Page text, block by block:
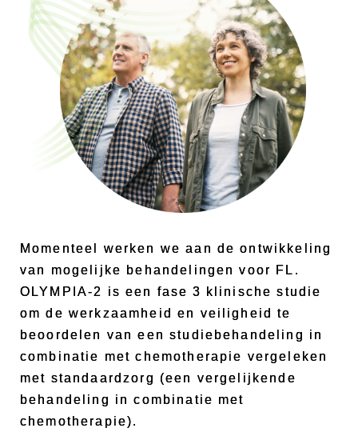
Momenteel werken we aan de ontwikkeling
van mogelijke behandelingen voor FL.
OLYMPIA-2 is een fase 3 klinische studie
om de werkzaamheid en veiligheid te
beoordelen van een studiebehandeling in
combinatie met chemotherapie vergeleken
met standaardzorg (een vergelijkende
behandeling in combinatie met
chemotherapie).